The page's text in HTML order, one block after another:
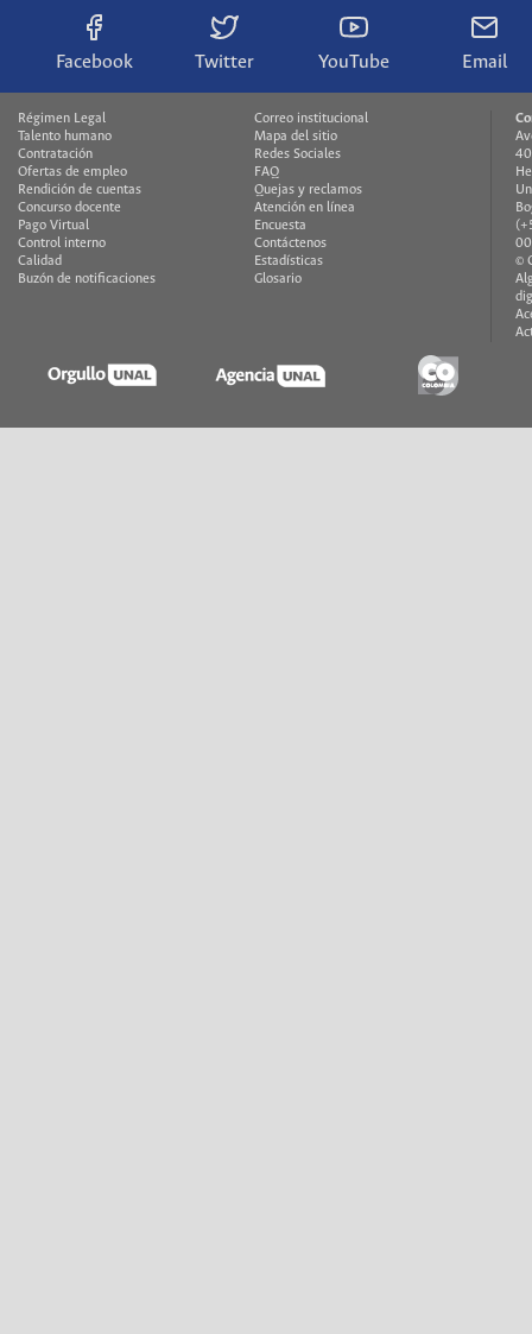
Facebook Twitter YouTube Email
Régimen Legal
Talento humano
Contratación
Ofertas de empleo
Rendición de cuentas
Concurso docente
Pago Virtual
Control interno
Calidad
Buzón de notificaciones
Correo institucional
Mapa del sitio
Redes Sociales
FAQ
Quejas y reclamos
Atención en línea
Encuesta
Contáctenos
Estadísticas
Glosario
©